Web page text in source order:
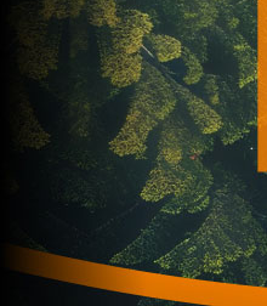
Premijer liga BiH
MINISTAR
profesionalnih liga do
6 godina 2 mjesec